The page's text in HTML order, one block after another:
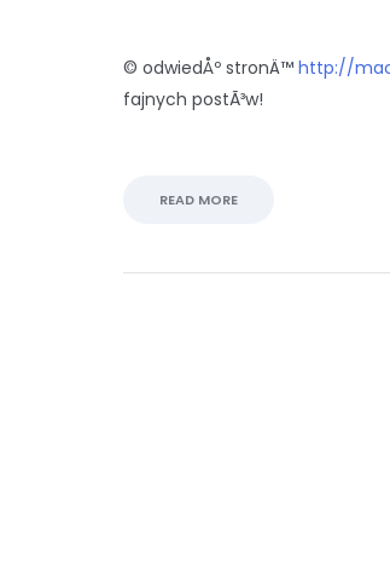
© odwiedÅº stronÄ™ http://
fajnych postÃ³w!
READ MORE